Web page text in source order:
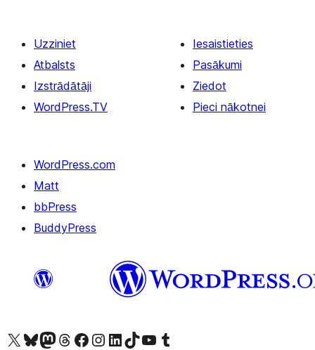
Uzziniet
Atbalsts
Izstrādātāji
WordPress.TV
Iesaistieties
Pasākumi
Ziedot
Pieci nākotnei
WordPress.com
Matt
bbPress
BuddyPress
Apmeklējiet mūsu X (agrāk Twitter) kontu
Apmeklējiet mūsu Bluesky kontu
Apmeklējiet mūsu Mastodon kontu
Apmeklējiet mūsu Threads kontu
Apmeklējiet mūsu Facebook lapuApmeklējiet mūsu Instagram kontu
Apmeklējiet mūsu LinkedIn kontu
Apmeklējiet mūsu TikTok kontu
Apmeklējiet mūsu YouTube kanālu
Apmeklējiet mūsu Tumblr kontu